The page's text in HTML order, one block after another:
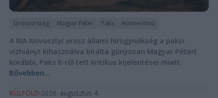
Oroszország Magyar Péter Paks Atomerőmű
A RIA Novosztyi orosz állami hírügynökség a paksi
vízhiányt kihasználva bírálta gúnyosan Magyar Pétert
korábbi, Paks II-ről tett kritikus kijelentései miatt.
Bővebben...
KÜLFÖLD 2026. augusztus 4.